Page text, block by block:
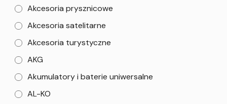
Akcesoria prysznicowe
Akcesoria satelitarne
Akcesoria turystyczne
AKG
Akumulatory i baterie uniwersalne
AL-KO